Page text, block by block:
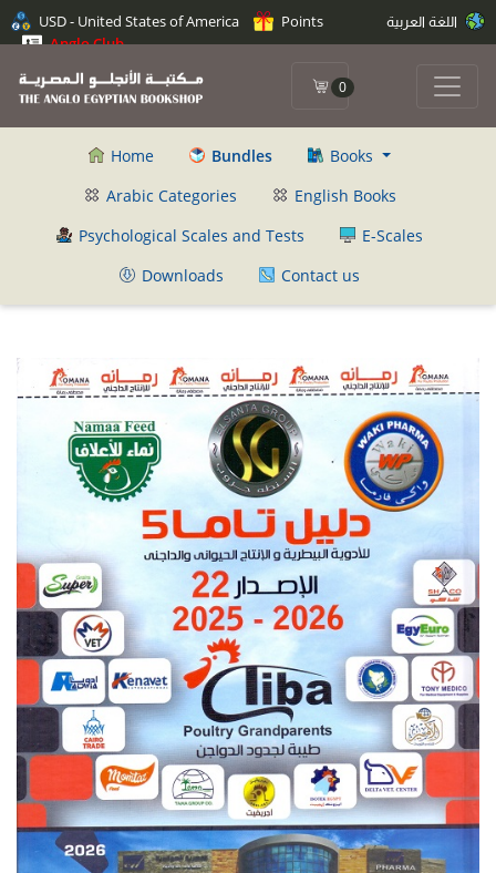
USD - United States of America
Points
Anglo Club
0
Home Bundles
Books
Arabic Categories
English Books
Psychological Scales and Tests
E-Scales
Downloads
Contact us